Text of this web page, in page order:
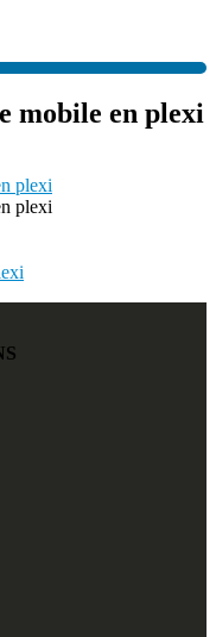
mobile en plexi
plexi
plexi